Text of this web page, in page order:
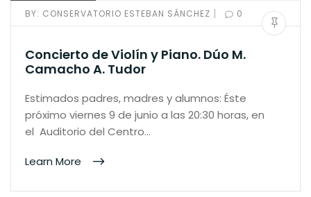
BY: CONSERVATORIO ESTEBAN SÁNCHEZ | 0
Concierto de Violín y Piano. Dúo M.
Camacho A. Tudor
Estimados padres, madres y alumnos: Éste
próximo viernes 9 de junio a las 20:30 horas, en
el Auditorio del Centro…
Learn More